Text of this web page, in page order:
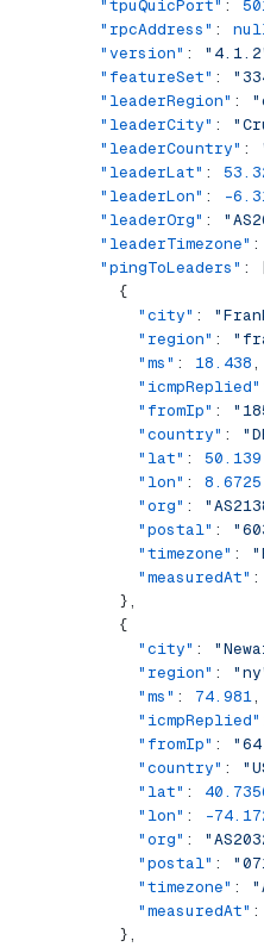
        "tpuQuicPort"
:
        "rpcAddress"
:
        "version"
:
        "featureSet"
:
        "leaderRegion"
:
        "leaderCity"
:
        "leaderCountry"
:
        "leaderLat"
:
        "leaderLon"
: -
        "leaderOrg"
:
        "leaderTimezone"
:
        "pingToLeaders"
:
          {
            "city"
:
            "region"
:
            "ms"
: 18.438,
            "icmpReplied"
            "fromIp"
:
            "country"
:
            "lat"
: 50.139
            "lon"
: 8.6725
            "org"
:
            "postal"
:
            "timezone"
:
            "measuredAt"
:
          },
          {
            "city"
:
            "region"
:
            "ms"
: 74.981,
            "icmpReplied"
            "fromIp"
:
            "country"
:
            "lat"
:
            "lon"
: -
            "org"
:
            "postal"
:
            "timezone"
:
            "measuredAt"
:
          },